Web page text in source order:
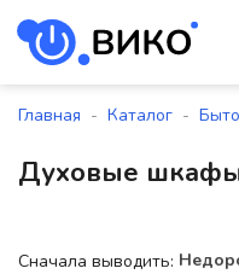
Главная - Каталог -
Духовые
Сначала выводить: